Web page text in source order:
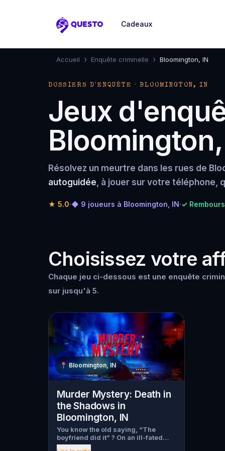
Questo
Cadeaux
Accueil › Enquête criminelle › Bloomington, IN
DOSSIERS D'ENQUÊTE · BLOOMINGTON, IN
Jeux
Résolvez un meurtre dans les rues de
autoguidée, à jouer sur votre téléphone,
★ 5.0·◆ 9 joueurs à Bloomington, IN·✓
Choisissez votre
Chaque jeu ci-dessous est une enquête
sur jusqu'à 5.
📍 Bloomington, IN
Murder Mystery: Death in
the Shadows in
Bloomington, IN
You know the old saying, “The
boyfriend did it” ? On an ill-fated
night, love goes terribly wrong for